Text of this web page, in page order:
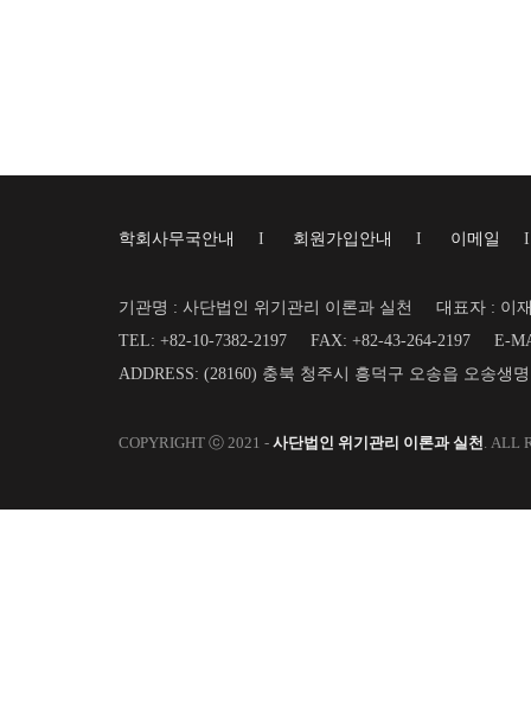
학회사무국안내 I 회원가입안내 I 이메일
기관명 : 사단법인 위기관리 이론과 실천
대표자 : 이
TEL: +82-10-7382-2197
FAX: +82-43-264-2197
E-
ADDRESS: (28160) 충북 청주시 흥덕구 오송읍 오송생
COPYRIGHT ⓒ 2021 - 사단법인 위기관리 이론과 실천. ALL